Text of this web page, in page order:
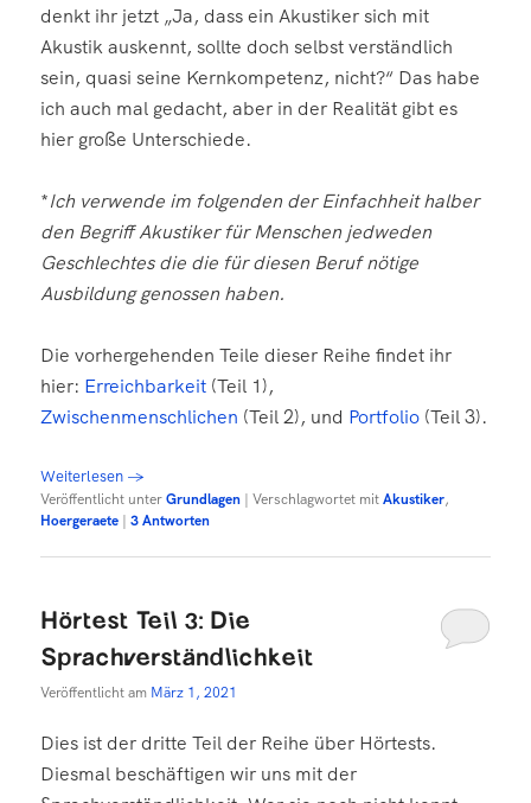
denkt ihr jetzt „Ja, dass ein Akustiker sich mit
Akustik auskennt, sollte doch selbst verständlich
sein, quasi seine Kernkompetenz, nicht?“ Das habe
ich auch mal gedacht, aber in der Realität gibt es
hier große Unterschiede.
*Ich verwende im folgenden der Einfachheit halber
den Begriff Akustiker für Menschen jedweden
Geschlechtes die die für diesen Beruf nötige
Ausbildung genossen haben.
Die vorhergehenden Teile dieser Reihe findet ihr
hier: Erreichbarkeit (Teil 1),
Zwischenmenschlichen (Teil 2), und Portfolio (Teil 3).
Weiterlesen→
Veröffentlicht unterGrundlagen |Verschlagwortet mitAkustiker,
Hoergeraete |3Antworten
Hörtest Teil 3: Die
Sprachverständlichkeit
Veröffentlicht am März 1, 2021
Dies ist der dritte Teil der Reihe über Hörtests.
Diesmal beschäftigen wir uns mit der